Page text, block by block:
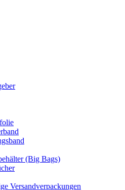
(Big Bags)
Versandverpackungen